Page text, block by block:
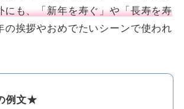
にも、「新年を寿ぐ」や「長寿を寿
の挨拶やおめでたいシーンで使われ
例文★